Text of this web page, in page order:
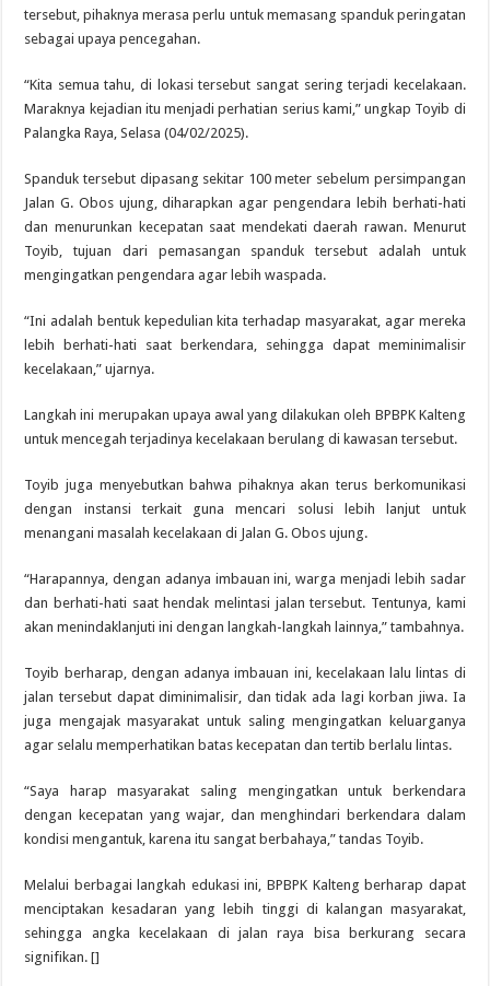
tersebut, pihaknya merasa perlu untuk memasang spanduk peringatan
sebagai upaya pencegahan.
“Kita semua tahu, di lokasi tersebut sangat sering terjadi kecelakaan.
Maraknya kejadian itu menjadi perhatian serius kami,” ungkap Toyib di
Palangka Raya, Selasa (04/02/2025).
Spanduk tersebut dipasang sekitar 100 meter sebelum persimpangan
Jalan G. Obos ujung, diharapkan agar pengendara lebih berhati-hati
dan menurunkan kecepatan saat mendekati daerah rawan. Menurut
Toyib, tujuan dari pemasangan spanduk tersebut adalah untuk
mengingatkan pengendara agar lebih waspada.
“Ini adalah bentuk kepedulian kita terhadap masyarakat, agar mereka
lebih berhati-hati saat berkendara, sehingga dapat meminimalisir
kecelakaan,” ujarnya.
Langkah ini merupakan upaya awal yang dilakukan oleh BPBPK Kalteng
untuk mencegah terjadinya kecelakaan berulang di kawasan tersebut.
Toyib juga menyebutkan bahwa pihaknya akan terus berkomunikasi
dengan instansi terkait guna mencari solusi lebih lanjut untuk
menangani masalah kecelakaan di Jalan G. Obos ujung.
“Harapannya, dengan adanya imbauan ini, warga menjadi lebih sadar
dan berhati-hati saat hendak melintasi jalan tersebut. Tentunya, kami
akan menindaklanjuti ini dengan langkah-langkah lainnya,” tambahnya.
Toyib berharap, dengan adanya imbauan ini, kecelakaan lalu lintas di
jalan tersebut dapat diminimalisir, dan tidak ada lagi korban jiwa. Ia
juga mengajak masyarakat untuk saling mengingatkan keluarganya
agar selalu memperhatikan batas kecepatan dan tertib berlalu lintas.
“Saya harap masyarakat saling mengingatkan untuk berkendara
dengan kecepatan yang wajar, dan menghindari berkendara dalam
kondisi mengantuk, karena itu sangat berbahaya,” tandas Toyib.
Melalui berbagai langkah edukasi ini, BPBPK Kalteng berharap dapat
menciptakan kesadaran yang lebih tinggi di kalangan masyarakat,
sehingga angka kecelakaan di jalan raya bisa berkurang secara
signifikan. []